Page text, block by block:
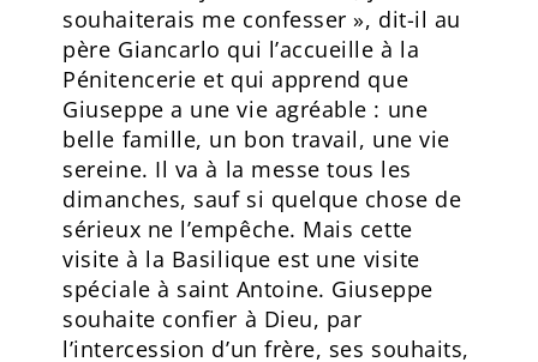
souhaiterais me confesser », dit-il au
père Giancarlo qui l’accueille à la
Pénitencerie et qui apprend que
Giuseppe a une vie agréable : une
belle famille, un bon travail, une vie
sereine. Il va à la messe tous les
dimanches, sauf si quelque chose de
sérieux ne l’empêche. Mais cette
visite à la Basilique est une visite
spéciale à saint Antoine. Giuseppe
souhaite confier à Dieu, par
l’intercession d’un frère, ses souhaits,